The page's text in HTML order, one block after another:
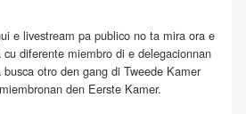
e livestream pa publico no ta mira ora e
diferente miembro di e delegacionnan
otro den gang di Tweede Kamer
den Eerste Kamer.